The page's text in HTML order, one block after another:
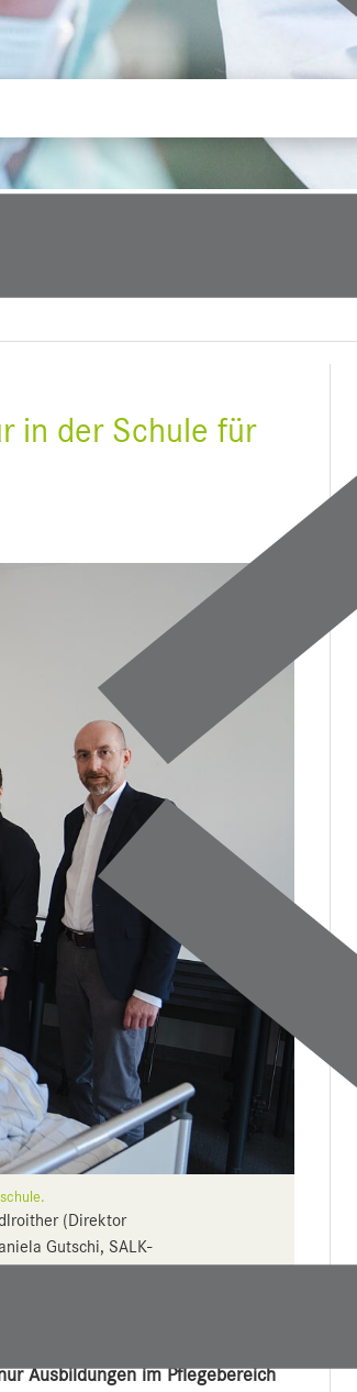
in der Schule für
(Direktor
Gutschi, SALK-
Ausbildungen im Pflegebereich